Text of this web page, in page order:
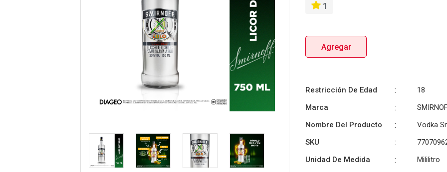
1
Agregar
Restricción De Edad :
18
Marca
:
Nombre Del Producto
:
Vodka
SKU
:
Unidad De Medida
:
Mililitro